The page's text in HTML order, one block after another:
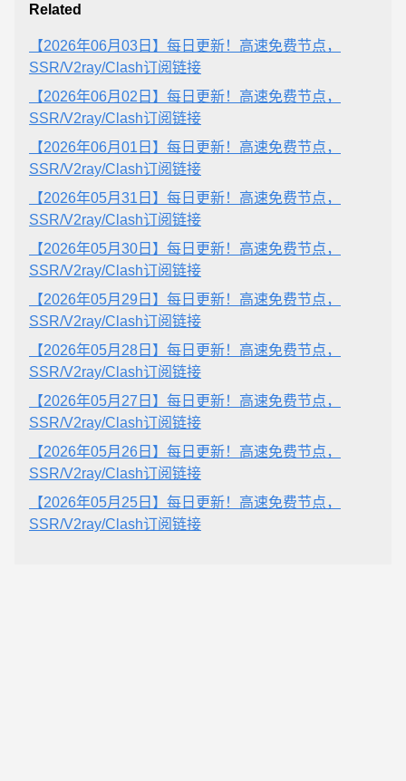
Related
【2026年06月03日】每日更新！高速免费节点，
SSR/V2ray/Clash订阅链接
【2026年06月02日】每日更新！高速免费节点，
SSR/V2ray/Clash订阅链接
【2026年06月01日】每日更新！高速免费节点，
SSR/V2ray/Clash订阅链接
【2026年05月31日】每日更新！高速免费节点，
SSR/V2ray/Clash订阅链接
【2026年05月30日】每日更新！高速免费节点，
SSR/V2ray/Clash订阅链接
【2026年05月29日】每日更新！高速免费节点，
SSR/V2ray/Clash订阅链接
【2026年05月28日】每日更新！高速免费节点，
SSR/V2ray/Clash订阅链接
【2026年05月27日】每日更新！高速免费节点，
SSR/V2ray/Clash订阅链接
【2026年05月26日】每日更新！高速免费节点，
SSR/V2ray/Clash订阅链接
【2026年05月25日】每日更新！高速免费节点，
SSR/V2ray/Clash订阅链接